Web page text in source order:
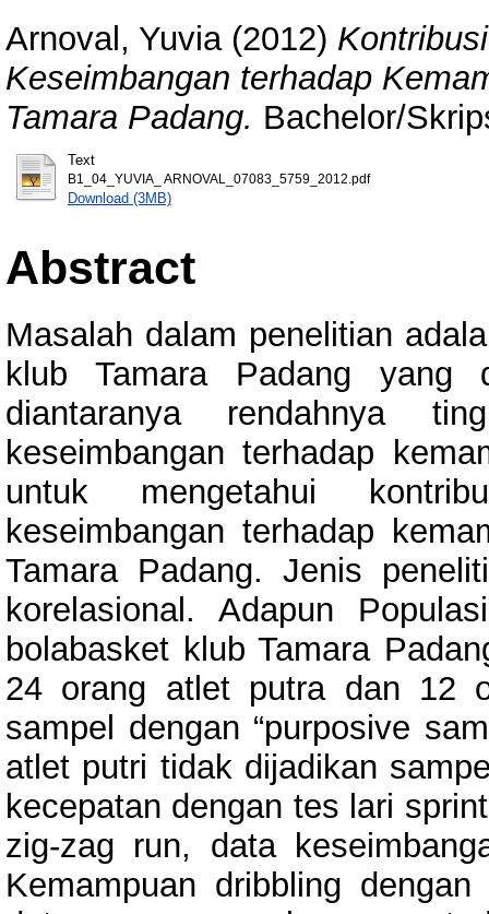
Arnoval, Yuvia(2012)
Keseimbangan terhadap
Tamara Padang. Bachelor/
Text
B1_04_YUVIA_ ARNOVAL_07083_5759_2012.pdf
Download (3MB)
Abstract
Masalah dalam penelitian
klub Tamara Padang yang
diantaranya rendahnya
keseimbangan terhadap
untuk mengetahui
keseimbangan terhadap
Tamara Padang. Jenis
korelasional. Adapun
bolabasket klub Tamara
24 orang atlet putra dan 12
sampel dengan “purposive
atlet putri tidak dijadikan
kecepatan dengan tes lari
zig-zag run, data
Kemampuan dribbling